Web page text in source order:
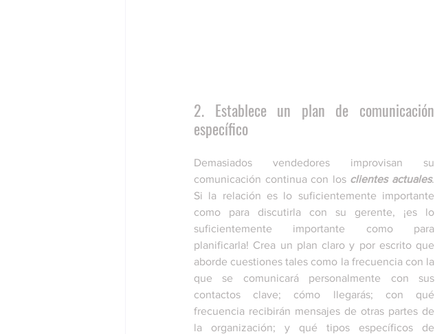
2. Establece un plan de comunicación
específico
Demasiados vendedores improvisan su
comunicación continua con los clientes actuales.
Si la relación es lo suficientemente importante
como para discutirla con su gerente, ¡es lo
suficientemente importante como para
planificarla! Crea un plan claro y por escrito que
aborde cuestiones tales como la frecuencia con la
que se comunicará personalmente con sus
contactos clave; cómo llegarás; con qué
frecuencia recibirán mensajes de otras partes de
la organización; y qué tipos específicos de